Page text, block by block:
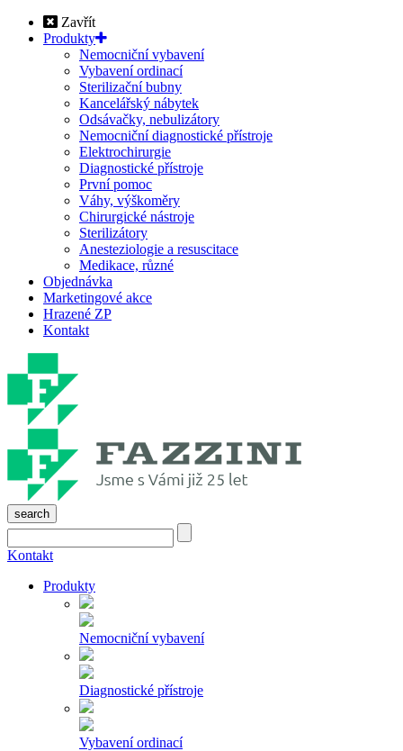
Zavřít
Produkty
Nemocniční vybavení
Vybavení ordinací
Sterilizační bubny
Kancelářský nábytek
Odsávačky, nebulizátory
Nemocniční diagnostické přístroje
Elektrochirurgie
Diagnostické přístroje
První pomoc
Váhy, výškoměry
Chirurgické nástroje
Sterilizátory
Anesteziologie a resuscitace
Medikace, různé
Objednávka
Marketingové akce
Hrazené ZP
Kontakt
search
Kontakt
Produkty
Nemocniční vybavení
Diagnostické přístroje
Vybavení ordinací